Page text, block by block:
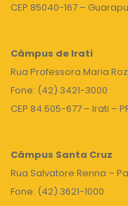
CEP 85040-167 –
Câmpus de Irati
Rua Professora Maria
Fone: (42) 3421-3000
CEP 84.505-677 – Irati –
Câmpus Santa Cruz
Rua Salvatore Renna –
Fone: (42) 3621-1000